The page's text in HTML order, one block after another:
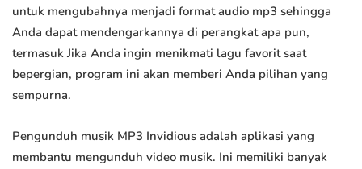
untuk mengubahnya menjadi format audio mp3 sehingga
Anda dapat mendengarkannya di perangkat apa pun,
termasuk Jika Anda ingin menikmati lagu favorit saat
bepergian, program ini akan memberi Anda pilihan yang
sempurna.
Pengunduh musik MP3 Invidious adalah aplikasi yang
membantu mengunduh video musik. Ini memiliki banyak